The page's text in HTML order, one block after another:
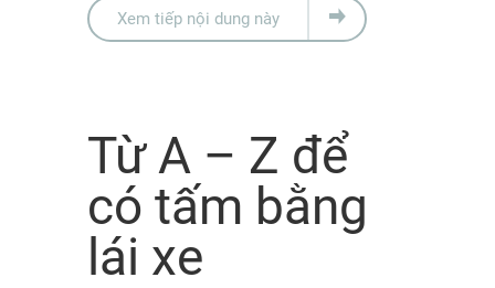
Xem tiếp nội dung này
Từ A – Z để
có tấm bằng
lái xe